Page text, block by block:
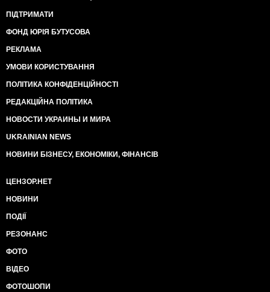
ПІДТРИМАТИ
ФОНД ЮРІЯ БУТУСОВА
РЕКЛАМА
УМОВИ КОРИСТУВАННЯ
ПОЛІТИКА КОНФІДЕНЦІЙНОСТІ
РЕДАКЦІЙНА ПОЛІТИКА
НОВОСТИ УКРАИНЫ И МИРА
UKRAINIAN NEWS
НОВИНИ БІЗНЕСУ, ЕКОНОМІКИ, ФІНАНСІВ
ЦЕНЗОР.НЕТ
НОВИНИ
ПОДІЇ
РЕЗОНАНС
ФОТО
ВІДЕО
ФОТОШОПИ